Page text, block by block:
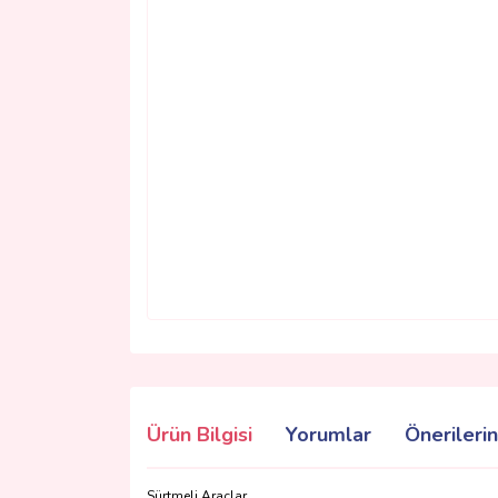
Ürün Bilgisi Yorumlar